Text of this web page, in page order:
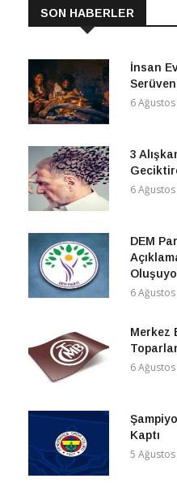
SON HABERLER
İnsan
6
3
6
DEM
6
Merkez
6
Kaptı
5